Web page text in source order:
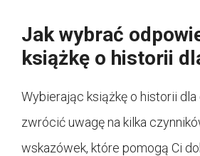
Jak wybrać
książkę o historii
Wybierając książkę o historii
zwrócić uwagę na kilka
wskazówek, które pomogą Ci